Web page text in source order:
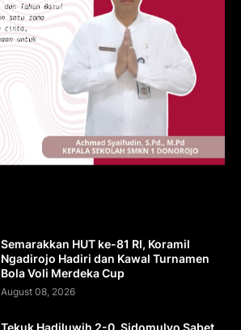
Semarakkan HUT ke-81 RI, Koramil
Ngadirojo Hadiri dan Kawal Turnamen
Bola Voli Merdeka Cup
August 08, 2026
Tekuk Hadiluwih 2-0, Sidomulyo Sabet